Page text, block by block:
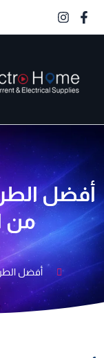
أفضل
من
أفضل